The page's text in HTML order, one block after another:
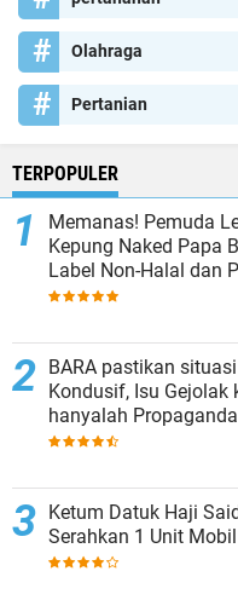
Olahraga
Pertanian
TERPOPULER
Memanas! Pemuda
Kepung Naked Papa
Label Non-Halal dan
Lokal
BARA pastikan situasi Nasional
Kondusif, Isu Gejolak
hanyalah
tidak cinta NKRI!!!
Ketum Datuk Haji
Serahkan 1 Unit Mobil